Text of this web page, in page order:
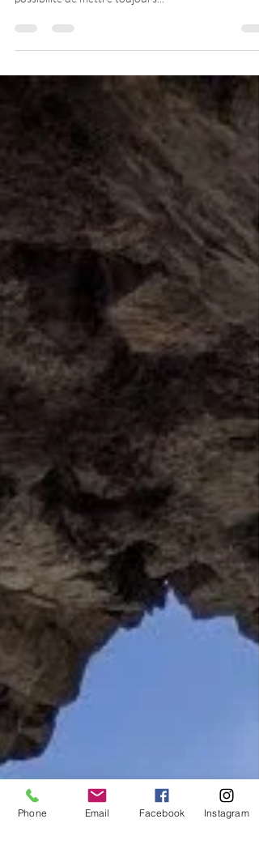
compassion et de la paix, je souhaite vous offrir la
possibilité de mettre toujours...
Phone Email Facebook Instagram